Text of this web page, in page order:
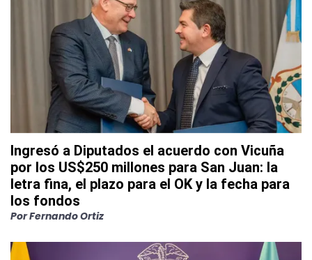
Ingresó a Diputados el acuerdo con Vicuña
por los US$250 millones para San Juan: la
letra fina, el plazo para el OK y la fecha para
los fondos
PorFernando Ortiz